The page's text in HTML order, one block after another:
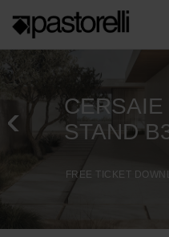
STAND
FREE TICKET